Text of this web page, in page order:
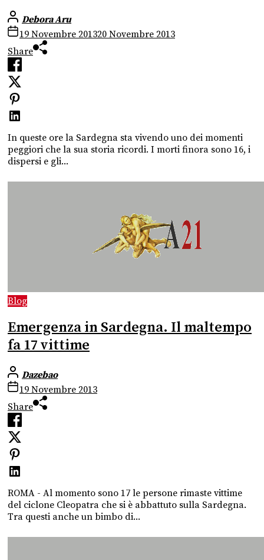
Debora Aru
19 Novembre 201320 Novembre 2013
Share
In queste ore la Sardegna sta vivendo uno dei momenti
peggiori che la sua storia ricordi. I morti finora sono 16, i
dispersi e gli...
Blog
Emergenza in Sardegna. Il maltempo
fa 17 vittime
Dazebao
19 Novembre 2013
Share
ROMA - Al momento sono 17 le persone rimaste vittime
del ciclone Cleopatra che si è abbattuto sulla Sardegna.
Tra questi anche un bimbo di...